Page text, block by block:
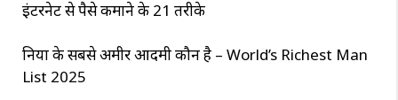
इंटरनेट से पैसे कमाने के 21 तरीके
दुनिया के सबसे अमीर आदमी कौन है – World’s Richest Man
List 2025